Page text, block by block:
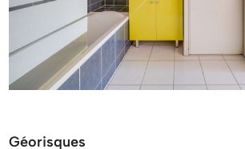
Géorisques